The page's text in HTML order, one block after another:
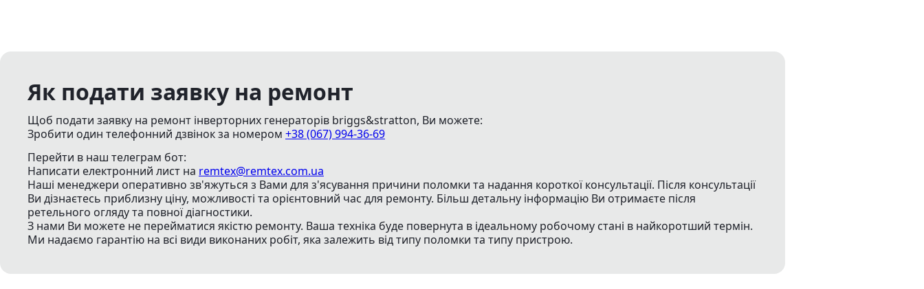
Як подати заявку на ремонт
Щоб подати заявку на ремонт інверторних генераторів briggs&stratton, Ви можете:
Зробити один телефонний дзвінокза номером +38 (067) 994-36-69
Перейти в наш телеграм бот:
Написати електронний лист на remtex@remtex.com.ua
Наші менеджери оперативно зв'яжуться з Вами для з'ясування причини поломки та надання короткої консультації. Після консультації
Ви дізнаєтесь приблизну ціну, можливості та орієнтовний час для ремонту. Більш детальну інформацію Ви отримаєте після
ретельного огляду та повної діагностики.
З нами Ви можете не перейматися якістю ремонту. Ваша техніка буде повернута в ідеальному робочому стані в найкоротший термін.
Ми надаємо гарантію на всі види виконаних робіт, яка залежить від типу поломки та типу пристрою.